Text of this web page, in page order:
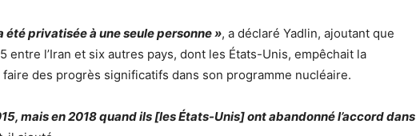
été privatisée à une seule personne », a déclaré Yadlin, ajoutant que
entre l’Iran et six autres pays, dont les États-Unis, empêchait la
des progrès significatifs dans son programme nucléaire.
mais en 2018 quand ils [les États-Unis] ont abandonné l’accord dans